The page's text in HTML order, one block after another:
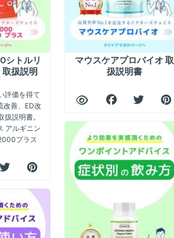
シトルリ
扱説明
評価を得て
改善、ED改
説明書。
アルギニン
プラス
マウスケアプロバイオ 取
扱説明書